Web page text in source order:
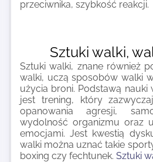
przeciwnika, szybkość reakcji.
Sztuki walki,
Sztuki walki, znane również
walki, uczą sposobów walki
użycia broni. Podstawą nauki
jest trening, który
opanowania agresji,
wydolność organizmu oraz
emocjami. Jest kwestią
walki można uznać takie
boxing czy fechtunek. Sztuki